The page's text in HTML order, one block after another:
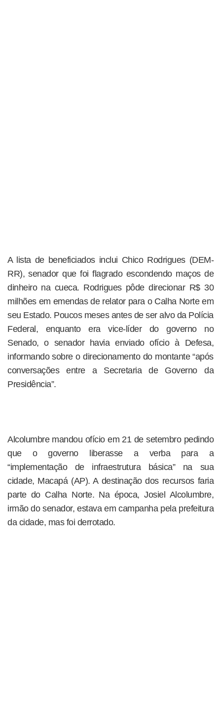
A lista de beneficiados inclui Chico Rodrigues (DEM-
RR), senador que foi flagrado escondendo maços de
dinheiro na cueca. Rodrigues pôde direcionar R$ 30
milhões em emendas de relator para o Calha Norte em
seu Estado. Poucos meses antes de ser alvo da Polícia
Federal, enquanto era vice-líder do governo no
Senado, o senador havia enviado ofício à Defesa,
informando sobre o direcionamento do montante “após
conversações entre a Secretaria de Governo da
Presidência”.
Alcolumbre mandou ofício em 21 de setembro pedindo
que o governo liberasse a verba para a
“implementação de infraestrutura básica” na sua
cidade, Macapá (AP). A destinação dos recursos faria
parte do Calha Norte. Na época, Josiel Alcolumbre,
irmão do senador, estava em campanha pela prefeitura
da cidade, mas foi derrotado.